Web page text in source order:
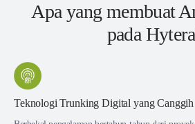
Apa yang membuat
pada
Teknologi Trunking Digital yang Canggih